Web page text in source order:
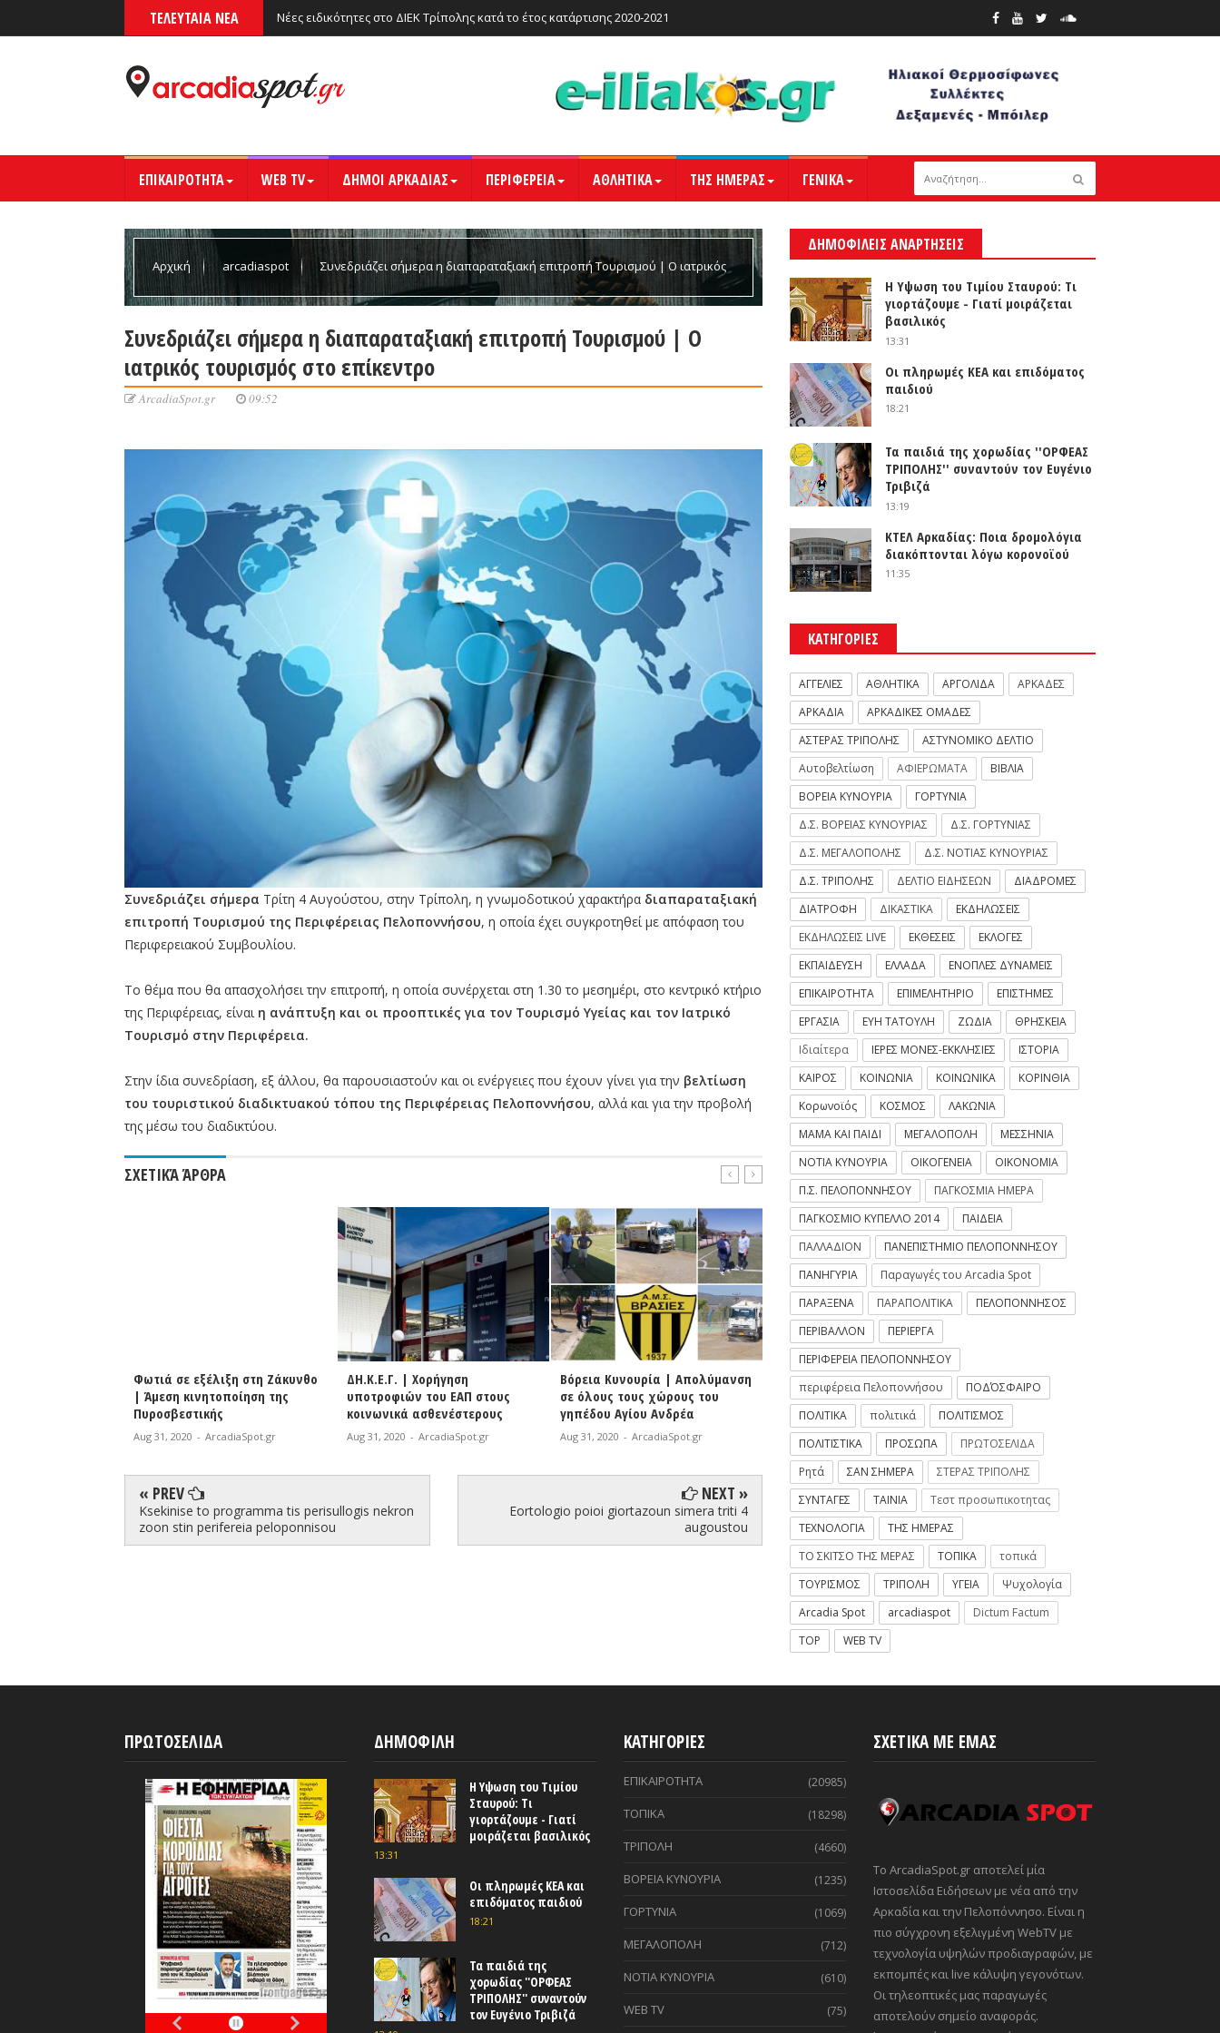
ΤΕΛΕΥΤΑΙΑ ΝΕΑ Νέες ειδικότητες στο ΔΙΕΚ Τρίπολης κατά το έτος κατάρτισης 2020-2021
ΕΠΙΚΑΙΡΟΤΗΤΑ WEB TV ΔΗΜΟΙ ΑΡΚΑΔΙΑΣ ΠΕΡΙΦΕΡΕΙΑ ΑΘΛΗΤΙΚΑ ΤΗΣ ΗΜΕΡΑΣ ΓΕΝΙΚΑ
Αρχική arcadiaspot Συνεδριάζει σήμερα η διαπαραταξιακή επιτροπή Τουρισμού | Ο ιατρικός
Συνεδριάζει σήμερα η διαπαραταξιακή επιτροπή Τουρισμού | Ο
ιατρικός τουρισμός στο επίκεντρο
ArcadiaSpot.gr 09:52
Συνεδριάζει σήμερα Τρίτη 4 Αυγούστου, στην Τρίπολη, η γνωμοδοτικού χαρακτήρα διαπαραταξιακή
επιτροπή Τουρισμού της Περιφέρειας Πελοποννήσου, η οποία έχει συγκροτηθεί με απόφαση του
Περιφερειακού Συμβουλίου.
Το θέμα που θα απασχολήσει την επιτροπή, η οποία συνέρχεται στη 1.30 το μεσημέρι, στο κεντρικό κτήριο
της Περιφέρειας, είναι η ανάπτυξη και οι προοπτικές για τον Τουρισμό Υγείας και τον Ιατρικό
Τουρισμό στην Περιφέρεια.
Στην ίδια συνεδρίαση, εξ άλλου, θα παρουσιαστούν και οι ενέργειες που έχουν γίνει για την βελτίωση
του τουριστικού διαδικτυακού τόπου της Περιφέρειας Πελοποννήσου, αλλά και για την προβολή
της μέσω του διαδικτύου.
ΣΧΕΤΙΚΆ ΆΡΘΡΑ
Φωτιά σε εξέλιξη στη Ζάκυνθο
| Άμεση κινητοποίηση της
Πυροσβεστικής
- ArcadiaSpot.gr
ΔΗ.Κ.Ε.Γ. | Χορήγηση
υποτροφιών του ΕΑΠ στους
κοινωνικά ασθενέστερους
- ArcadiaSpot.gr
Βόρεια Κυνουρία | Απολύμανση
σε όλους τους χώρους του
γηπέδου Αγίου Ανδρέα
- ArcadiaSpot.gr
Έρχονται 550 προσλήψεις στα
ΚΤΕΛ
ArcadiaSpot.gr
« PREV
Ksekinise to programma tis perisullogis nekron
zoon stin perifereia peloponnisou
NEXT »
Eortologio poioi giortazoun simera triti 4
augoustou
ΔΗΜΟΦΙΛΕΙΣ ΑΝΑΡΤΗΣΕΙΣ
Η Υψωση του Τιμίου Σταυρού: Τι
γιορτάζουμε - Γιατί μοιράζεται
βασιλικός
13:31
Οι πληρωμές ΚΕΑ και επιδόματος
παιδιού
18:21
Τα παιδιά της χορωδίας ''ΟΡΦΕΑΣ
ΤΡΙΠΟΛΗΣ'' συναντούν τον Ευγένιο
Τριβιζά
13:19
ΚΤΕΛ Αρκαδίας: Ποια δρομολόγια
διακόπτονται λόγω κορονοϊού
11:35
ΚΑΤΗΓΟΡΙΕΣ
ΑΓΓΕΛΙΕΣ ΑΘΛΗΤΙΚΑ ΑΡΓΟΛΙΔΑ
ΑΡΚΑΔΕΣ
ΑΡΚΑΔΙΑ
ΑΡΚΑΔΙΚΕΣ ΟΜΑΔΕΣ
ΑΣΤΕΡΑΣ ΤΡΙΠΟΛΗΣ
ΑΣΤΥΝΟΜΙΚΟ ΔΕΛΤΙΟ
Αυτοβελτίωση
ΑΦΙΕΡΩΜΑΤΑ
ΒΙΒΛΙΑ
ΒΟΡΕΙΑ ΚΥΝΟΥΡΙΑ
ΓΟΡΤΥΝΙΑ
Δ.Σ. ΒΟΡΕΙΑΣ ΚΥΝΟΥΡΙΑΣ
Δ.Σ. ΓΟΡΤΥΝΙΑΣ
Δ.Σ. ΜΕΓΑΛΟΠΟΛΗΣ
Δ.Σ. ΝΟΤΙΑΣ ΚΥΝΟΥΡΙΑΣ
Δ.Σ. ΤΡΙΠΟΛΗΣ
ΔΕΛΤΙΟ ΕΙΔΗΣΕΩΝ
ΔΙΑΔΡΟΜΕΣ
ΔΙΑΤΡΟΦΗ
ΔΙΚΑΣΤΙΚΑ
ΕΚΔΗΛΩΣΕΙΣ
ΕΚΔΗΛΩΣΕΙΣ LIVE
ΕΚΘΕΣΕΙΣ
ΕΚΛΟΓΕΣ
ΕΚΠΑΙΔΕΥΣΗ
ΕΛΛΑΔΑ
ΕΝΟΠΛΕΣ ΔΥΝΑΜΕΙΣ
ΕΠΙΚΑΙΡΟΤΗΤΑ
ΕΠΙΜΕΛΗΤΗΡΙΟ
ΕΠΙΣΤΗΜΕΣ
ΕΡΓΑΣΙΑ
ΕΥΗ ΤΑΤΟΥΛΗ ΖΩΔΙΑ
ΘΡΗΣΚΕΙΑ
Ιδιαίτερα
ΙΕΡΕΣ ΜΟΝΕΣ-ΕΚΚΛΗΣΙΕΣ
ΙΣΤΟΡΙΑ
ΚΑΙΡΟΣ
ΚΟΙΝΩΝΙΑ ΚΟΙΝΩΝΙΚΑ
ΚΟΡΙΝΘΙΑ
Κορωνοϊός
ΚΟΣΜΟΣ
ΛΑΚΩΝΙΑ
ΜΑΜΑ ΚΑΙ ΠΑΙΔΙ
ΜΕΓΑΛΟΠΟΛΗ
ΜΕΣΣΗΝΙΑ
ΝΟΤΙΑ ΚΥΝΟΥΡΙΑ
ΟΙΚΟΓΕΝΕΙΑ
ΟΙΚΟΝΟΜΙΑ
Π.Σ. ΠΕΛΟΠΟΝΝΗΣΟΥ
ΠΑΓΚΟΣΜΙΑ ΗΜΕΡΑ
ΠΑΓΚΟΣΜΙΟ ΚΥΠΕΛΛΟ 2014
ΠΑΙΔΕΙΑ
ΠΑΛΛΑΔΙΟΝ
ΠΑΝΕΠΙΣΤΗΜΙΟ ΠΕΛΟΠΟΝΝΗΣΟΥ
ΠΑΝΗΓΥΡΙΑ
Παραγωγές του Arcadia Spot
ΠΑΡΑΞΕΝΑ
ΠΑΡΑΠΟΛΙΤΙΚΑ
ΠΕΛΟΠΟΝΝΗΣΟΣ
ΠΕΡΙΒΑΛΛΟΝ
ΠΕΡΙΕΡΓΑ
ΠΕΡΙΦΕΡΕΙΑ ΠΕΛΟΠΟΝΝΗΣΟΥ
περιφέρεια Πελοποννήσου
ΠΟΔΌΣΦΑΙΡΟ
ΠΟΛΙΤΙΚΑ
πολιτικά
ΠΟΛΙΤΙΣΜΟΣ
ΠΟΛΙΤΙΣΤΙΚΑ
ΠΡΟΣΩΠΑ
ΠΡΩΤΟΣΕΛΙΔΑ
Ρητά
ΣΑΝ ΣΗΜΕΡΑ
ΣΤΕΡΑΣ ΤΡΙΠΟΛΗΣ
ΣΥΝΤΑΓΕΣ
ΤΑΙΝΙΑ
Τεστ προσωπικοτητας
ΤΕΧΝΟΛΟΓΙΑ
ΤΗΣ ΗΜΕΡΑΣ
ΤΟ ΣΚΙΤΣΟ ΤΗΣ ΜΕΡΑΣ
ΤΟΠΙΚΑ
τοπικά
ΤΟΥΡΙΣΜΟΣ
ΤΡΙΠΟΛΗ ΥΓΕΙΑ
Ψυχολογία
Arcadia Spot
arcadiaspot
Dictum Factum
TOP
WEB TV
ΠΡΩΤΟΣΕΛΙΔΑ ΔΗΜΟΦΙΛΗ
Η Υψωση του Τιμίου
Σταυρού: Τι
γιορτάζουμε - Γιατί
μοιράζεται βασιλικός
13:31
Οι πληρωμές ΚΕΑ και
επιδόματος παιδιού
18:21
Τα παιδιά της
χορωδίας ''ΟΡΦΕΑΣ
ΤΡΙΠΟΛΗΣ'' συναντούν
τον Ευγένιο Τριβιζά
ΚΑΤΗΓΟΡΙΕΣ
ΕΠΙΚΑΙΡΟΤΗΤΑ (20985)
ΤΟΠΙΚΑ (18298)
ΤΡΙΠΟΛΗ (4660)
ΒΟΡΕΙΑ ΚΥΝΟΥΡΙΑ (1235)
ΓΟΡΤΥΝΙΑ (1069)
ΜΕΓΑΛΟΠΟΛΗ (712)
ΝΟΤΙΑ ΚΥΝΟΥΡΙΑ (610)
WEB TV (75)
ΣΧΕΤΙΚΑ ΜΕ ΕΜΑΣ
Το ArcadiaSpot.gr αποτελεί μία
Ιστοσελίδα Ειδήσεων με νέα από την
Αρκαδία και την Πελοπόννησο. Είναι η
πιο σύγχρονη εξελιγμένη WebTV με
τεχνολογία υψηλών προδιαγραφών, με
εκπομπές και live κάλυψη γεγονότων.
Οι τηλεοπτικές μας παραγωγές
αποτελούν σημείο αναφοράς.